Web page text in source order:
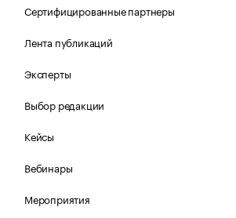
Сертифицированные партнеры
Лента публикаций
Эксперты
Выбор редакции
Кейсы
Вебинары
Мероприятия